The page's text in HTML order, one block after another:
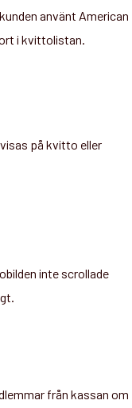
använt American
i kvittolistan.
på kvitto eller
inte scrollade
från kassan om